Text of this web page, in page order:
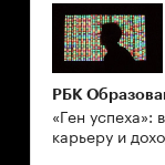
РБК
«Ген успеха»:
карьеру и